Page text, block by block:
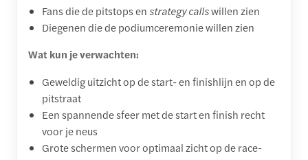
Fans die de pitstops enstrategy callswillen zien
Diegenen die de podiumceremonie willen zien
Wat kun je verwachten:
Geweldig uitzicht op de start- en finishlijn en op de
pitstraat
Een spannende sfeer met de start en finish recht
voor je neus
Grote schermen voor optimaal zicht op de race-